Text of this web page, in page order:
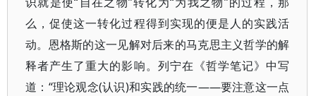
么，促使这一转化过程得到实现的便是人的实践活
动。恩格斯的这一见解对后来的马克思主义哲学的解
释者产生了重大的影响。列宁在《哲学笔记》中写
道：“理论观念(认识)和实践的统一——要注意这一点